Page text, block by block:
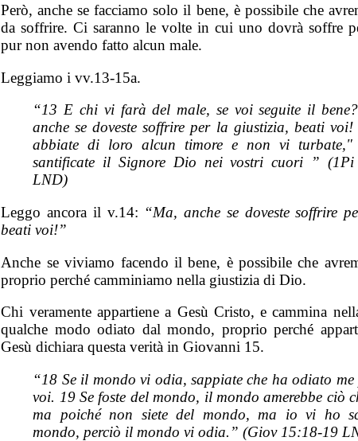
Però, anche se facciamo solo il bene, è possibile che
da soffrire. Ci saranno le volte in cui uno dovrà soffre
pur non avendo fatto alcun male.
Leggiamo i vv.13-15a.
“13 E chi vi farà del male, se voi seguite il
anche se doveste soffrire per la giustizia, beati
abbiate di loro alcun timore e non vi
santificate il Signore Dio nei vostri cuori ” (1Pi
LND)
Leggo ancora il v.14: “Ma, anche se doveste soffrire
beati voi!”
Anche se viviamo facendo il bene, è possibile che
proprio perché camminiamo nella giustizia di Dio.
Chi veramente appartiene a Gesù Cristo, e cammina
qualche modo odiato dal mondo, proprio perché
Gesù dichiara questa verità in Giovanni 15.
“18 Se il mondo vi odia, sappiate che ha odiato
voi. 19 Se foste del mondo, il mondo amerebbe ciò
ma poiché non siete del mondo, ma io vi ho
mondo, perciò il mondo vi odia.” (Giov 15:18-19